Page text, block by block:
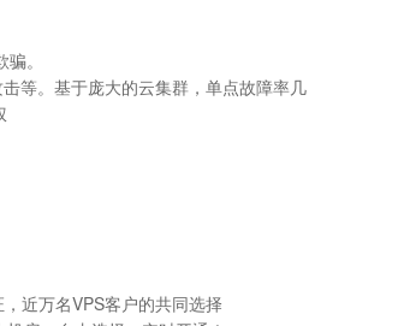
。
等。基于庞大的云集群，单点故障率几
近万名VPS客户的共同选择